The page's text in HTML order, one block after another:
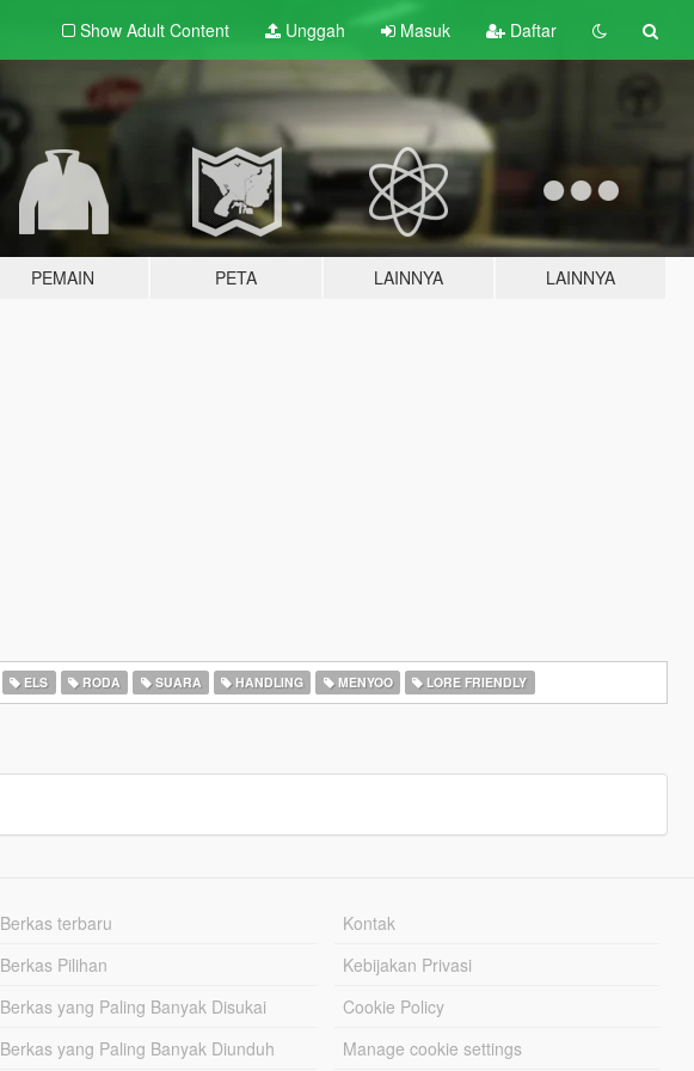
Show Adult Content Unggah Masuk Daftar
PEMAIN PETA LAINNYA LAINNYA
ELS RODA SUARA HANDLING MENYOO LORE FRIENDLY
Berkas terbaru
Berkas Pilihan
Berkas yang Paling Banyak Disukai
Berkas yang Paling Banyak Diunduh
Kontak
Kebijakan Privasi
Cookie Policy
Manage cookie settings